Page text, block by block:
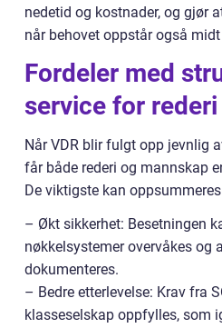
nedetid og kostnader, og gjør
når behovet oppstår også
Fordeler med
service for
Når VDR blir fulgt opp jevnlig
får både rederi og mannskap
De viktigste kan
– Økt sikkerhet: Besetningen
nøkkelsystemer overvåkes og
dokumenteres.
– Bedre etterlevelse: Krav fra
klasseselskap oppfylles, som